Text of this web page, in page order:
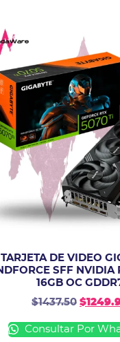
TARJETA DE VIDEO
SFF NVIDIA
16GB OC
$1437.50 $
Consultar Por